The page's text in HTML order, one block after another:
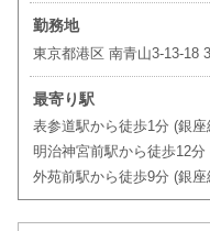
勤務地
東京都港区 南青山3-13-18
最寄り駅
表参道駅から徒歩1分 (銀
明治神宮前駅から徒歩12
外苑前駅から徒歩9分 (銀座